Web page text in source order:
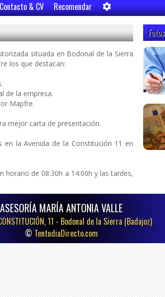
Contacto & CV Recomendar
situada en Bodonal de la Sierra
los que destacan:
de la empresa.
Mapfre.
mejor carta de presentación.
la Avenida de la Constitución 11 en
horario de 08:30h a 14:00h y las tardes,
Fotos
ASESORÍA MARÍA ANTONIA VALLE
11 - Bodonal de la Sierra (Badajoz)
© TentudiaDirecto.com